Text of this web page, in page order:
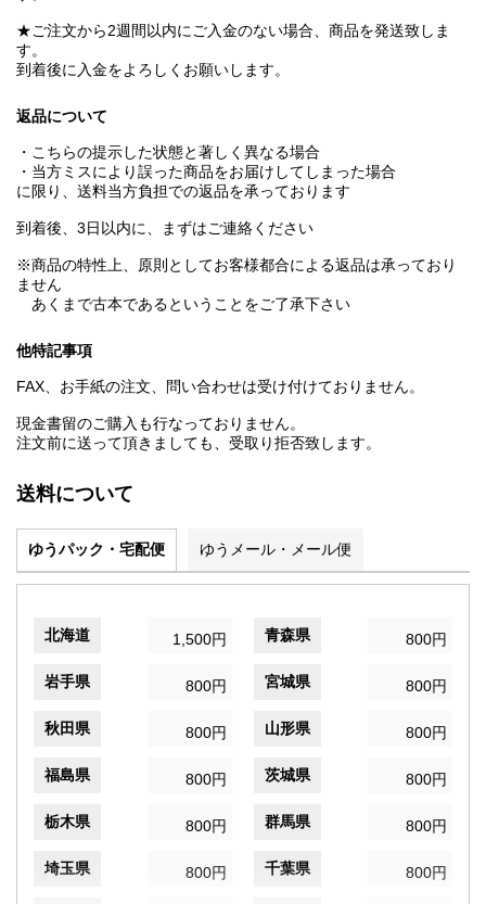
★ご注文から2週間以内にご入金のない場合、商品を発送致しま
す。
到着後に入金をよろしくお願いします。
返品について
・こちらの提示した状態と著しく異なる場合
・当方ミスにより誤った商品をお届けしてしまった場合
に限り、送料当方負担での返品を承っております
到着後、3日以内に、まずはご連絡ください
※商品の特性上、原則としてお客様都合による返品は承っており
ません
あくまで古本であるということをご了承下さい
他特記事項
FAX、お手紙の注文、問い合わせは受け付けておりません。
現金書留のご購入も行なっておりません。
注文前に送って頂きましても、受取り拒否致します。
送料について
ゆうパック・宅配便 ゆうメール・メール便
北海道 1,500円 青森県 800円
岩手県 800円 宮城県 800円
秋田県 800円 山形県 800円
福島県 800円 茨城県 800円
栃木県 800円 群馬県 800円
埼玉県 800円 千葉県 800円